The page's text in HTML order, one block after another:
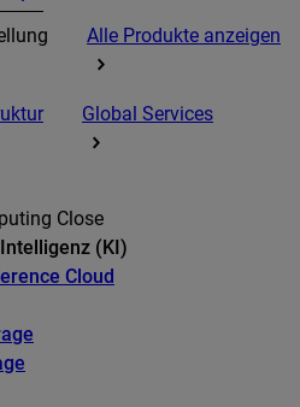
Alle Produkte anzeigen
Global Services
Close
(KI)
Cloud